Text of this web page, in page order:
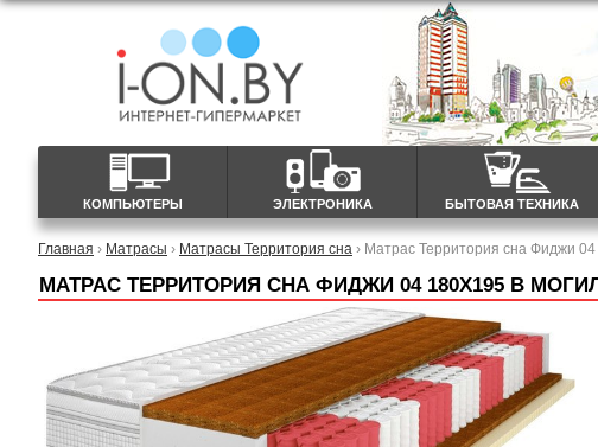
КОМПЬЮТЕРЫ ЭЛЕКТРОНИКА БЫТОВАЯ ТЕХНИКА
Главная › Матрасы › Матрасы Территория сна › Матрас Территория сна Фиджи
МАТРАС ТЕРРИТОРИЯ СНА ФИДЖИ 04 180X195 В